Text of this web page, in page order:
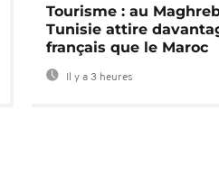
Tourisme : au
Tunisie attire
français que le Maroc
Il y a 3 heures